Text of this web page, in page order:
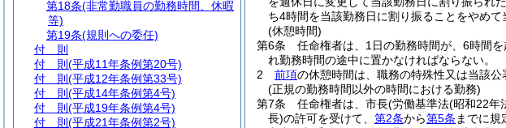
ち4時間を当該勤務日に割り振ることをやめ
(休憩時間)
第6条
任命権者は、1日の勤務時間が、6時間
れ勤務時間の途中に置かなければならない。
2
前項の休憩時間は、職務の特殊性又は当該
(正規の勤務時間以外の時間における勤務)
第7条
任命権者は、市長(労働基準法(昭和22年
長)の許可を受けて、 第2条から第5条 までに規
第18条(非常勤職員の勤務時間、休暇
等)
第19条(規則への委任)
付 則
付 則 (平成11年条例第20号)
付 則 (平成12年条例第33号)
付 則 (平成14年条例第4号)
付 則 (平成19年条例第4号)
付 則 (平成21年条例第2号)